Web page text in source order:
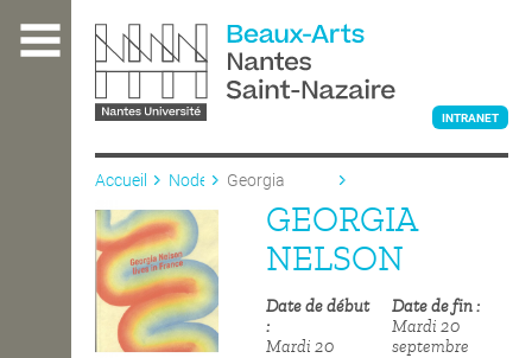
contenu
L'ÉCOLE
ENSEIGNEMENT
INTRANET
Accueil Node
Georgia
GEORGIA
NELSON
Date de début
Mardi 20
Date de fin
Mardi 20
septembre